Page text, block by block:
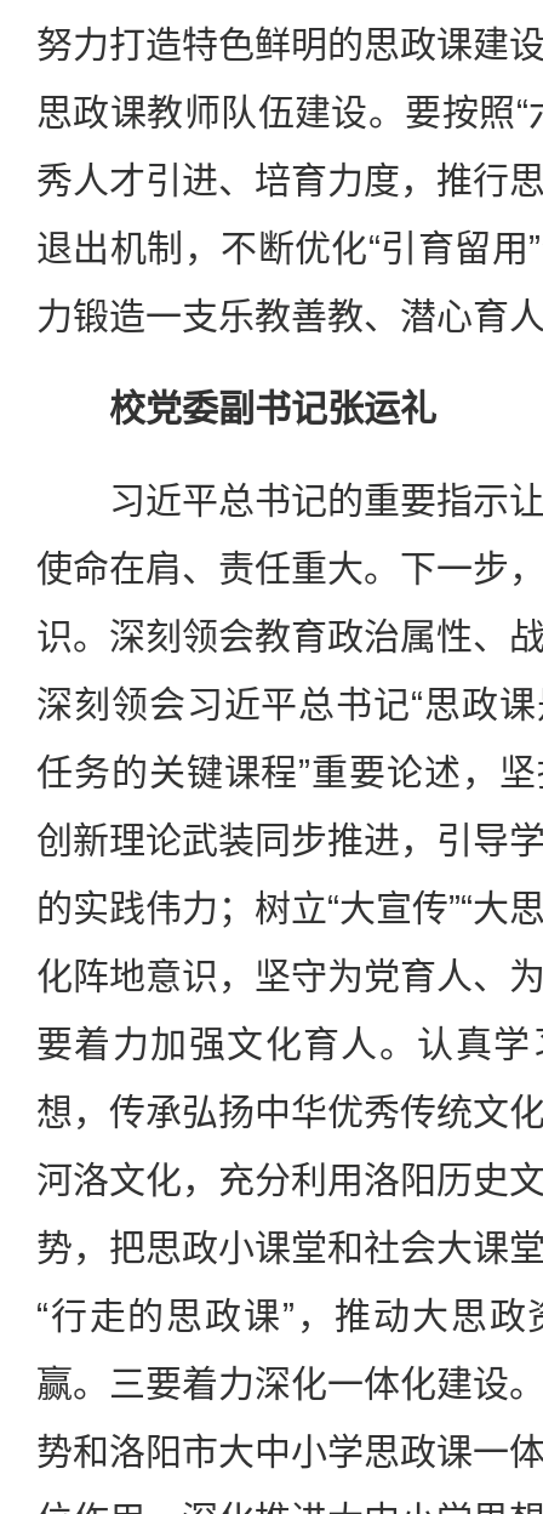
努力打造特色鲜明的思政课建
思政课教师队伍建设。要按照
秀人才引进、培育力度，推行
退出机制，不断优化“引育留用
力锻造一支乐教善教、潜心育
校党委副书记张运礼
习近平总书记的重要指示让
使命在肩、责任重大。下一步
识。深刻领会教育政治属性、
深刻领会习近平总书记“思政
任务的关键课程”重要论述，
创新理论武装同步推进，引导
的实践伟力；树立“大宣传”“大
化阵地意识，坚守为党育人、
要着力加强文化育人。认真
想，传承弘扬中华优秀传统文
河洛文化，充分利用洛阳历史
势，把思政小课堂和社会大课
“行走的思政课”，推动大思
赢。三要着力深化一体化建设
势和洛阳市大中小学思政课一